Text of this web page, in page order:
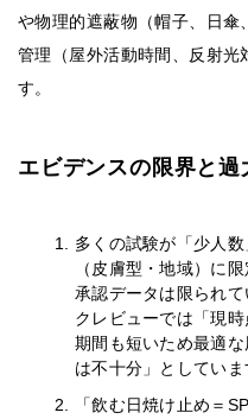
や物理的遮蔽物（帽子、日傘
管理（屋外活動時間、反射光
す。
エビデンスの限界と過
多くの試験が「少人
（皮膚型・地域）に
承認データは限られ
クレビューでは「現
期間も短いため最適
は不十分」としていま
「飲む日焼け止め＝